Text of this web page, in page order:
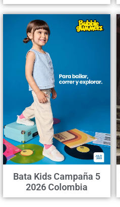
Bata Kids Campaña 5
2026 Colombia